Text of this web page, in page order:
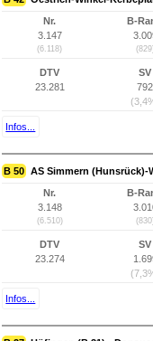
Nr.
3.147
(6.118)
B-
DTV
23.281
SV
792
Infos...
B 50 AS Simmern (Hunsrück)-
Nr.
3.148
(6.510)
B-
DTV
23.274
SV
Infos...